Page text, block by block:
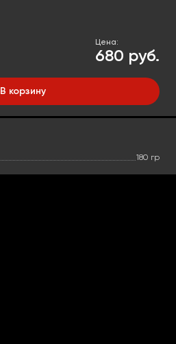
Цена:
680 руб.
В корзину
180 гр